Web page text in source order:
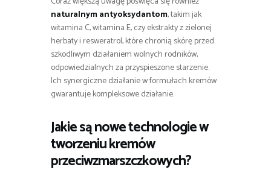
naturalnym antyoksydantom, takim jak
witamina C, witamina E, czy ekstrakty z zielonej
herbaty i resweratrol, które chronią skórę przed
szkodliwym działaniem wolnych rodników,
odpowiedzialnych za przyspieszone starzenie.
Ich synergiczne działanie w formułach kremów
gwarantuje kompleksowe działanie.
Jakie są nowe technologie w
tworzeniu kremów
przeciwzmarszczkowych?